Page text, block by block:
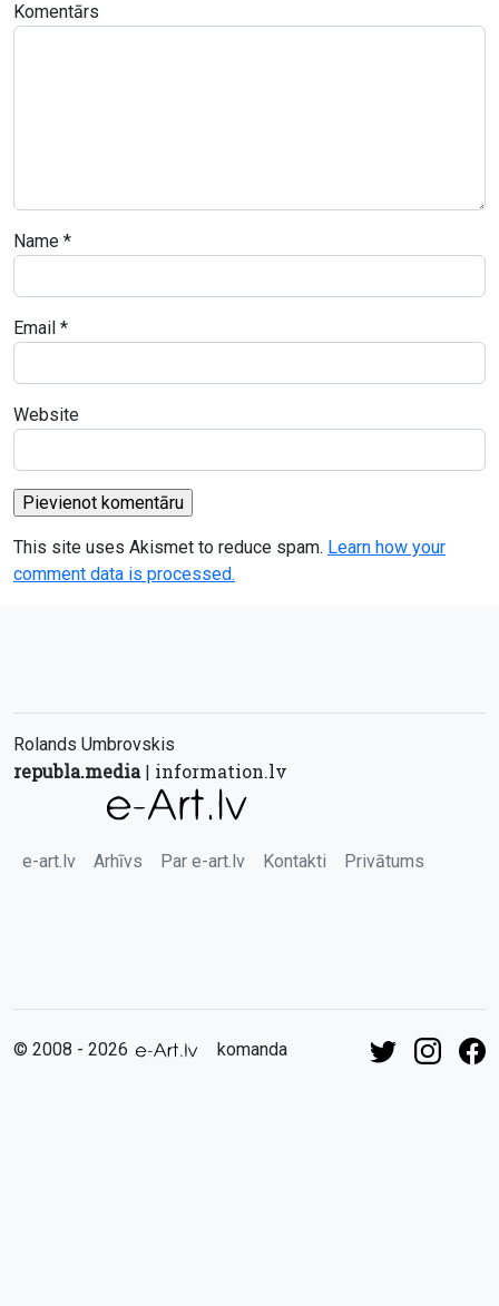
Komentārs
Name *
Email *
Website
This site uses Akismet to reduce spam. Learn how your
comment data is processed.
Rolands Umbrovskis
republa.media| information.lv
e-art.lv Arhīvs Par e-art.lv Kontakti Privātums
© 2008 - 2026 komanda